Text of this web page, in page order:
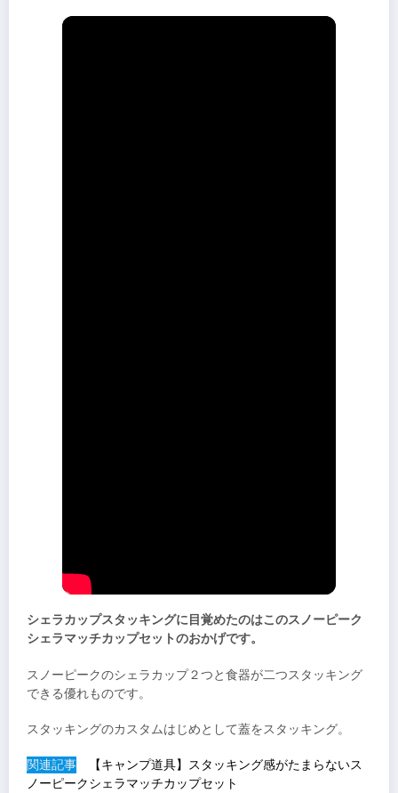
シェラカップスタッキングに目覚めたのはこのスノーピーク
シェラマッチカップセットのおかげです。
スノーピークのシェラカップ２つと食器が二つスタッキング
できる優れものです。
スタッキングのカスタムはじめとして蓋をスタッキング。
関連記事
【キャンプ道具】スタッキング感がたまらないス
ノーピークシェラマッチカップセット